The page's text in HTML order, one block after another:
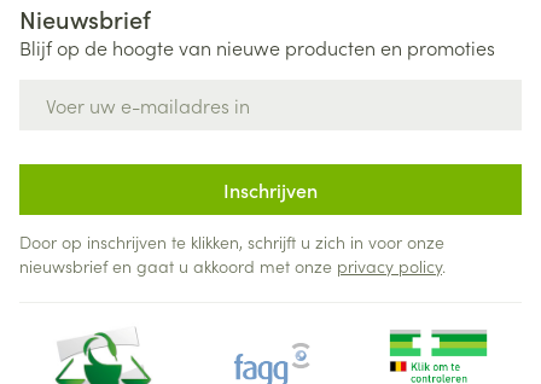
Nieuwsbrief
Blijf op de hoogte van nieuwe producten en promoties
Inschrijven
Door op inschrijven te klikken, schrijft u zich in voor onze
nieuwsbrief en gaat u akkoord met onze privacy policy.